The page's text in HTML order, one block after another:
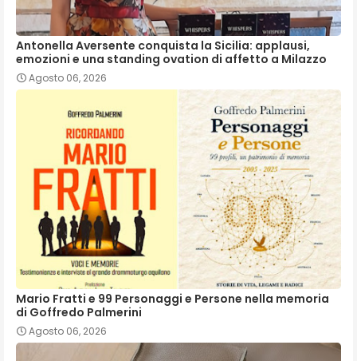
Antonella Aversente conquista la Sicilia: applausi,
emozioni e una standing ovation di affetto a Milazzo
Agosto 06, 2026
Mario Fratti e 99 Personaggi e Persone nella memoria
di Goffredo Palmerini
Agosto 06, 2026